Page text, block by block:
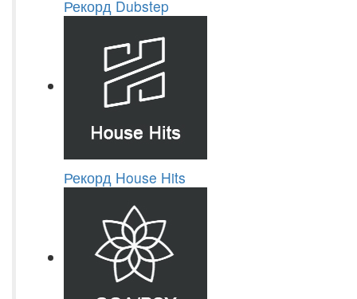
Рекорд Dubstep
Рекорд House Hits